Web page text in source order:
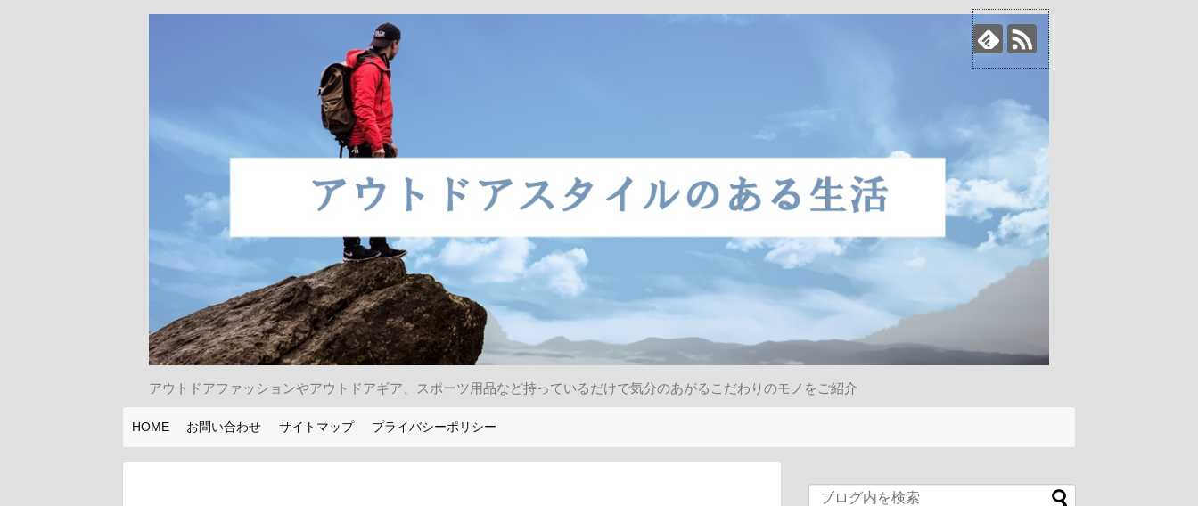
アウトドアファッションやアウトドアギア、スポーツ用品など持っているだけで気分のあがるこだわりのモノをご紹介
HOME お問い合わせ サイトマップ プライバシーポリシー